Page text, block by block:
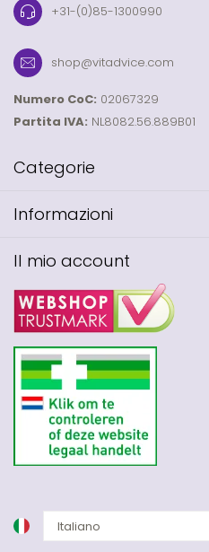
+31-(0)85-1300990
shop@vitadvice.com
Numero CoC: 02067329
Partita IVA: NL8082.56.889B01
Categorie
Informazioni
Il mio account